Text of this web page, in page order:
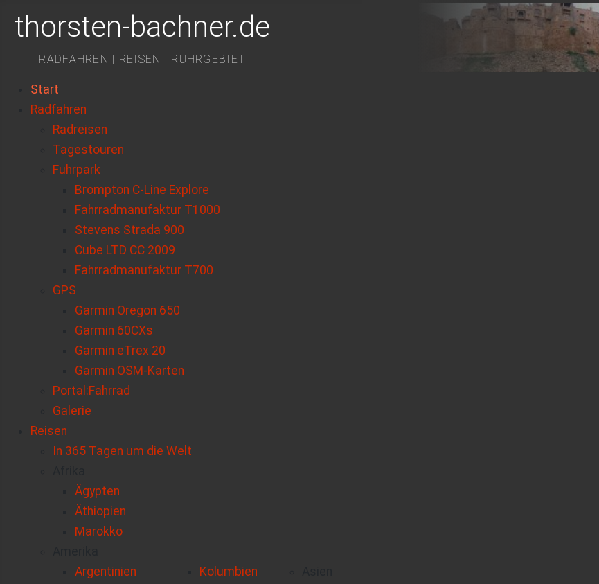
thorsten-bachner.de
RADFAHREN | REISEN | RUHRGEBIET
Start
Radfahren
Radreisen
Tagestouren
Fuhrpark
Brompton C-Line Explore
Fahrradmanufaktur T1000
Stevens Strada 900
Cube LTD CC 2009
Fahrradmanufaktur T700
GPS
Garmin Oregon 650
Garmin 60CXs
Garmin eTrex 20
Garmin OSM-Karten
Portal:Fahrrad
Galerie
Reisen
In 365 Tagen um die Welt
Ägypten
Äthiopien
Marokko
Argentinien
Kolumbien